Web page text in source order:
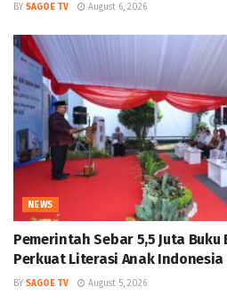
BY SAGOE TV August 6, 2026
NEWS
Pemerintah Sebar 5,5 Juta
Perkuat Literasi Anak Indonesia
BY SAGOE TV August 5, 2026